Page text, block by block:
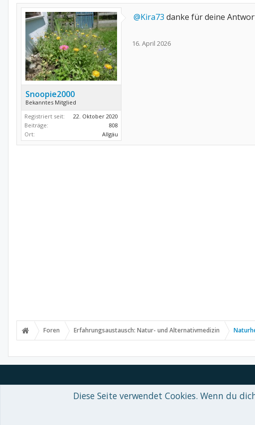
Snoopie2000
Bekanntes Mitglied
Registriert seit:
22. Oktober 2020
Beiträge:
808
Ort:
Allgäu
@Kira73 danke für deine
16. April 2026
Foren Erfahrungsaustausch: Natur- und Alternativmedizin
Forum software by XenForo™© 2010-2018 XenForo Ltd.-Deutsch von xenDach
Diese Seite verwendet Cookies. Wenn du